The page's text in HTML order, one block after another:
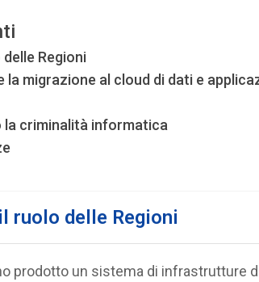
Regioni
la migrazione al cloud di dati e
criminalità informatica
ruolo delle Regioni
prodotto un sistema di infrastrutture